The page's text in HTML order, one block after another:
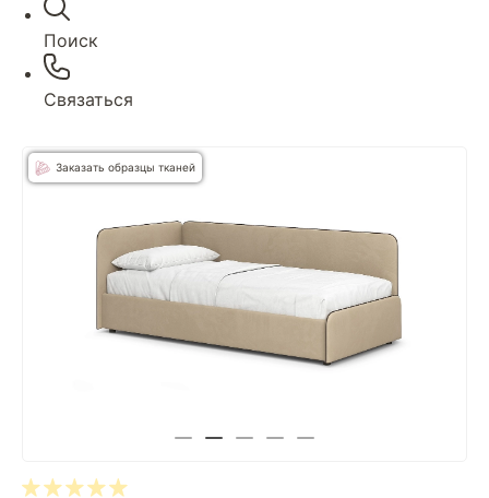
Поиск
Связаться
Заказать образцы тканей